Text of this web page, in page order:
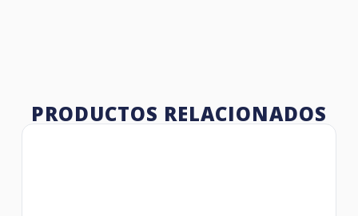
PRODUCTOS RELACIONADOS